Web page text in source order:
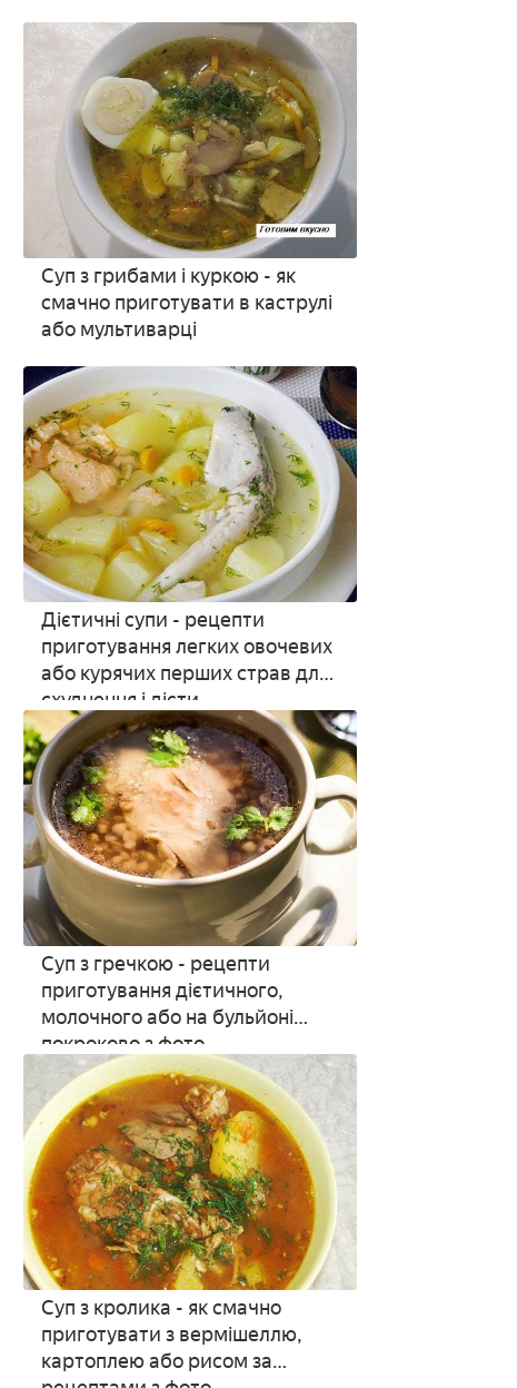
Суп з грибами і куркою - як
смачно приготувати в каструлі
або мультиварці
Дієтичні супи - рецепти
приготування легких овочевих
або курячих перших страв для
схуднення і дієти
Суп з гречкою - рецепти
приготування дієтичного,
молочного або на бульйоні
покроково з фото
Суп з кролика - як смачно
приготувати з вермішеллю,
картоплею або рисом за